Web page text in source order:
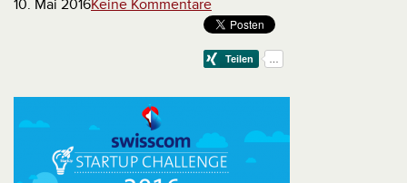
10. Mai 2016Keine Kommentare